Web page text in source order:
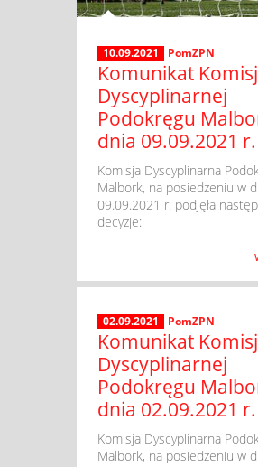
10.09.2021 PomZPN
Komunikat
Dyscyplinarnej
Podokręgu
dnia 09.09.2021 r.
Komisja Dyscyplinarna
Malbork, na posiedzeniu w
09.09.2021 r. podjęła
decyzje:
02.09.2021 PomZPN
Komunikat
Dyscyplinarnej
Podokręgu
dnia 02.09.2021 r.
Komisja Dyscyplinarna
Malbork, na posiedzeniu w